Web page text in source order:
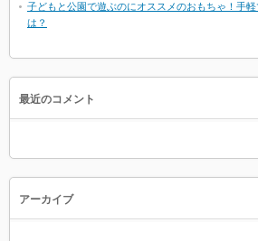
子どもと公園で遊ぶのにオススメのおもちゃ！手
は？
最近のコメント
アーカイブ